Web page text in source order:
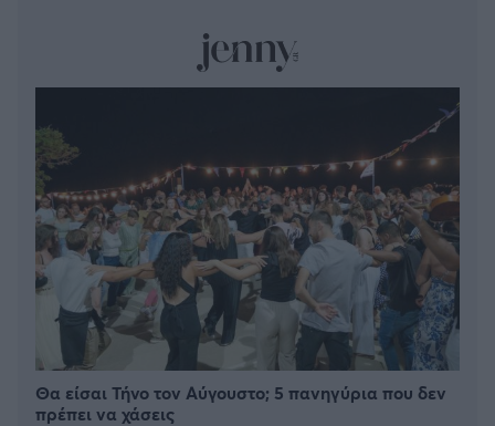
Θα είσαι Τήνο τον Αύγουστο; 5 πανηγύρια που δεν
πρέπει να χάσεις